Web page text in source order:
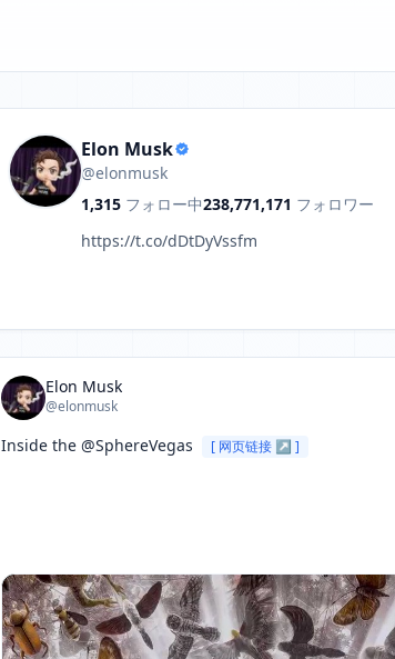
Elon Musk
@elonmusk
1,315 フォロー中238,771,171 フォロワー
https://t.co/dDtDyVssfm
Elon Musk
@elonmusk
Inside the ⁦@SphereVegas⁩ [ 网页链接 ↗ ]